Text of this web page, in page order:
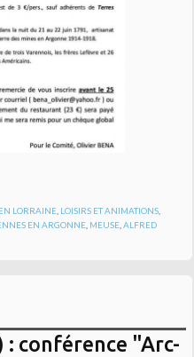
LORRAINE, LOISIRS ET ANIMATIONS,
EN ARGONNE MEUSE ,ALFRED
conférence "Arc-